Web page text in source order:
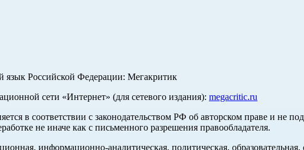
язык Российской Федерации: Мегакритик
сети «Интернет» (для сетевого издания): megacritic.ru
в соответствии с законодательством РФ об авторском праве и не
не иначе как с письменного разрешения правообладателя.
информационно-аналитическая, политическая, образовательная,